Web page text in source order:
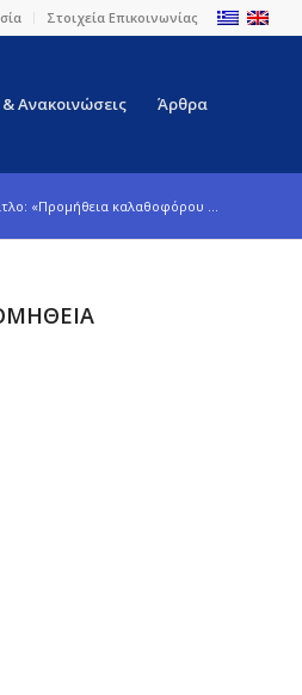
Στοιχεία Επικοινωνίας
Ανακοινώσεις Άρθρα
«Προμήθεια καλαθοφόρου ...